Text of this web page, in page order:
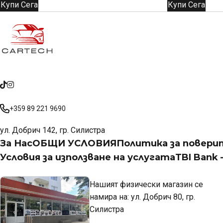
40.39€
е:
Купи Сега Купи Сега
+359 89 221 9690
ул. Добрич 142, гр. Силистра
За НасОБЩИ УСЛОВИЯПолитика за
Условия за използване на услугатаTBI Bank
Нашият физически магазин се
намира на: ул. Добрич 80, гр.
Силистра